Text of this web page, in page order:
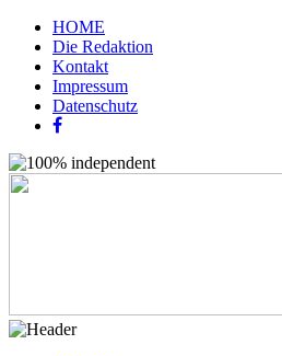
HOME
Die Redaktion
Kontakt
Impressum
Datenschutz